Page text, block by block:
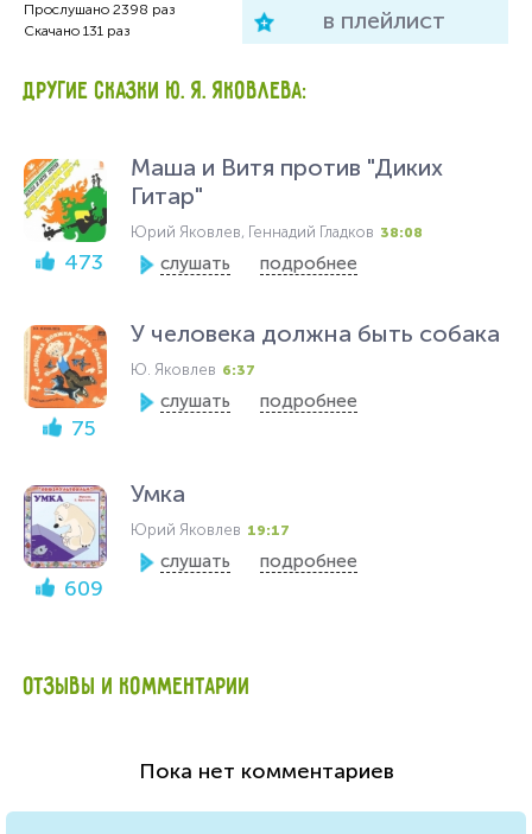
Прослушано 2398 раз
Скачано 131 раз в плейлист
ДРУГИЕ СКАЗКИ Ю. Я. ЯКОВЛЕВА:
473
Маша и Витя против "Диких
Гитар"
Юрий Яковлев, Геннадий Гладков 38:08
слушать подробнее
75
У человека должна быть собака
Ю. Яковлев 6:37
слушать подробнее
609
Умка
Юрий Яковлев 19:17
слушать подробнее
ОТЗЫВЫ И КОММЕНТАРИИ
Пока нет комментариев